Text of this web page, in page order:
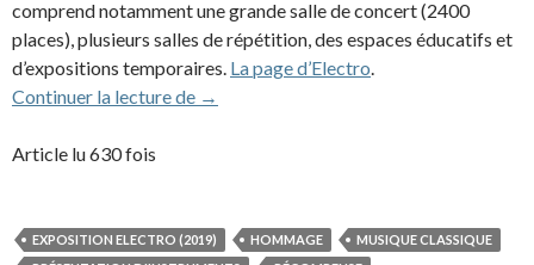
comprend notamment une grande salle de concert (2400
places), plusieurs salles de répétition, des espaces éducatifs et
d’expositions temporaires. La page d’Electro.
Continuer la lecture de JMJ célébré dans l’exposition «Électro»
→
Article lu 630 fois
EXPOSITION ELECTRO (2019) HOMMAGE
MUSIQUE CLASSIQUE